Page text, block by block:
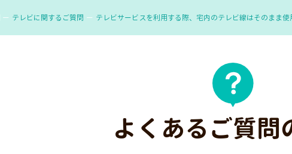
テレビに関するご質問 テレビサービスを利用する際、宅内のテレビ線はそのまま使
よくあるご質問